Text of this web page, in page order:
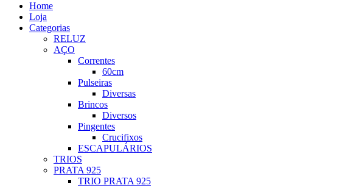
Home
Loja
Categorias
RELUZ
AÇO
Correntes
60cm
Pulseiras
Diversas
Brincos
Diversos
Pingentes
Crucifixos
ESCAPULÁRIOS
TRIOS
PRATA 925
TRIO PRATA 925